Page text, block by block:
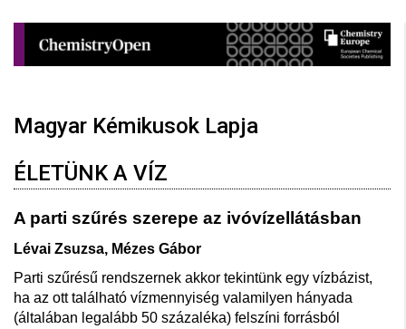
Magyar Kémikusok Lapja
ÉLETÜNK A VÍZ
A parti szűrés szerepe az ivóvízellátásban
Lévai Zsuzsa, Mézes Gábor
Parti szűrésű rendszernek akkor tekintünk egy vízbázist,
ha az ott található vízmennyiség valamilyen hányada
(általában legalább 50 százaléka) felszíni forrásból